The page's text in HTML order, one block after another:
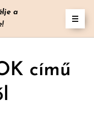
a
című